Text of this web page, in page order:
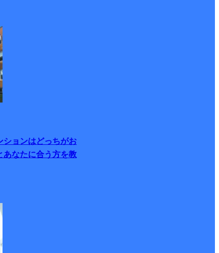
ションはどっちがお
あなたに合う方を教